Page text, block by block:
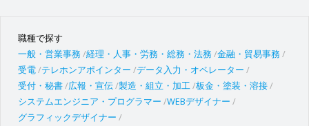
職種で探す
一般・営業事務 経理・人事・労務・総務・法務 金融・貿易事務
受電 テレホンアポインター データ入力・オペレーター
受付・秘書 広報・宣伝 製造・組立・加工 板金・塗装・溶接
システムエンジニア・プログラマー WEBデザイナー
グラフィックデザイナー